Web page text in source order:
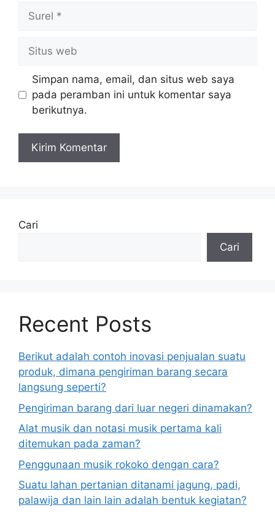
web
Simpan nama, email, dan situs web saya
pada peramban ini untuk komentar saya
berikutnya.
Cari
Cari
Recent Posts
Berikut adalah contoh inovasi penjualan suatu
produk, dimana pengiriman barang secara
langsung seperti?
Pengiriman barang dari luar negeri dinamakan?
Alat musik dan notasi musik pertama kali
ditemukan pada zaman?
Penggunaan musik rokoko dengan cara?
Suatu lahan pertanian ditanami jagung, padi,
palawija dan lain lain adalah bentuk kegiatan?